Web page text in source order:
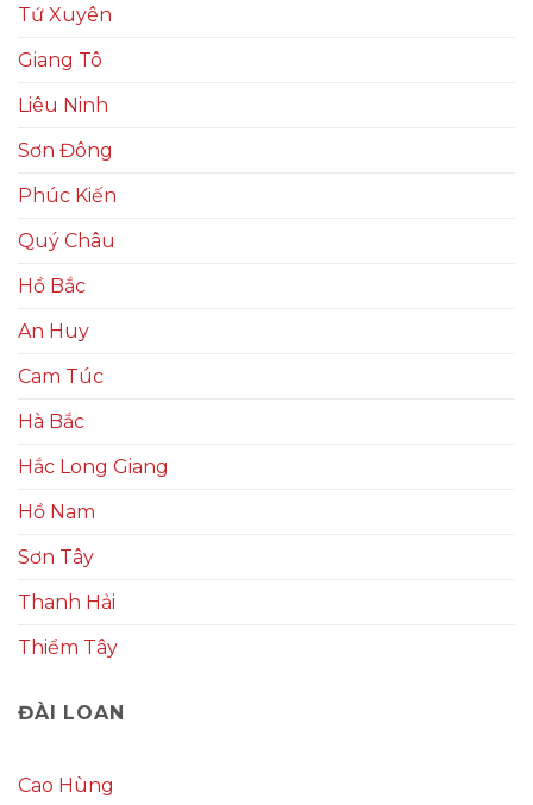
Tứ Xuyên
Giang Tô
Liêu Ninh
Sơn Đông
Phúc Kiến
Quý Châu
Hồ Bắc
An Huy
Cam Túc
Hà Bắc
Hắc Long Giang
Hồ Nam
Sơn Tây
Thanh Hải
Thiểm Tây
ĐÀI LOAN
Cao Hùng